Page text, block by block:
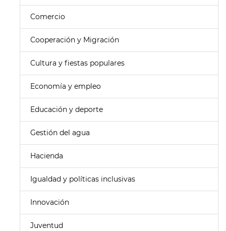
Comercio
Cooperación y Migración
Cultura y fiestas populares
Economía y empleo
Educación y deporte
Gestión del agua
Hacienda
Igualdad y políticas inclusivas
Innovación
Juventud